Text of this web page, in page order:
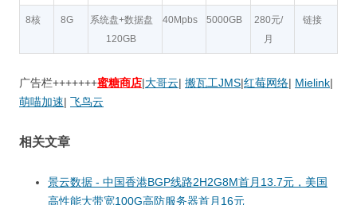
8核 8G
系统盘+数据盘
120GB
40Mpbs 5000GB
280元/
月
链接
广告栏+++++++蜜糖商店|大哥云| 搬瓦工JMS|红莓网络| Mielink|
萌喵加速| 飞鸟云
相关文章
景云数据 - 中国香港BGP线路2H2G8M首月13.7元，美国
高性能大带宽100G高防服务器首月16元